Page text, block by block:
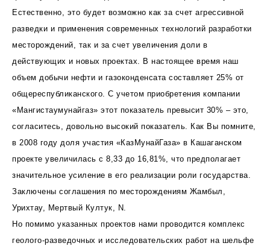
Естественно, это будет возможно как за счет агрессивной
разведки и применения современных технологий разработки
месторождений, так и за счет увеличения доли в
действующих и новых проектах. В настоящее время наш
объем добычи нефти и газоконденсата составляет 25% от
общереспубликанского. С учетом приобретения компании
«Мангистаумунайгаз» этот показатель превысит 30% – это,
согласитесь, довольно высокий показатель. Как Вы помните,
в 2008 году доля участия «КазМунайГаза» в Кашаганском
проекте увеличилась с 8,33 до 16,81%, что предполагает
значительное усиление в его реализации роли государства.
Заключены соглашения по месторождениям Жамбыл,
Урихтау, Мертвый Култук, N.
Но помимо указанных проектов нами проводится комплекс
геолого-разведочных и исследовательских работ на шельфе